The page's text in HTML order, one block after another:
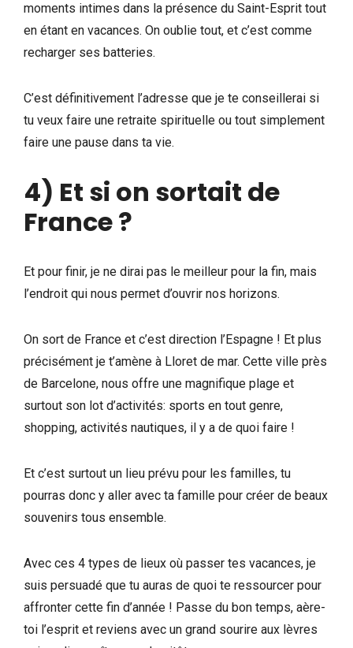
moments intimes dans la présence du Saint-Esprit tout
en étant en vacances. On oublie tout, et c’est comme
recharger ses batteries.
C’est définitivement l’adresse que je te conseillerai si
tu veux faire une retraite spirituelle ou tout simplement
faire une pause dans ta vie.
4) Et si on sortait de
France ?
Et pour finir, je ne dirai pas le meilleur pour la fin, mais
l’endroit qui nous permet d’ouvrir nos horizons.
On sort de France et c’est direction l’Espagne ! Et plus
précisément je t’amène à Lloret de mar. Cette ville près
de Barcelone, nous offre une magnifique plage et
surtout son lot d’activités: sports en tout genre,
shopping, activités nautiques, il y a de quoi faire !
Et c’est surtout un lieu prévu pour les familles, tu
pourras donc y aller avec ta famille pour créer de beaux
souvenirs tous ensemble.
Avec ces 4 types de lieux où passer tes vacances, je
suis persuadé que tu auras de quoi te ressourcer pour
affronter cette fin d’année ! Passe du bon temps, aère-
toi l’esprit et reviens avec un grand sourire aux lèvres